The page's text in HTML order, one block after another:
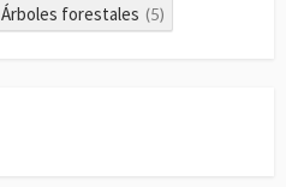
Árboles forestales (5)